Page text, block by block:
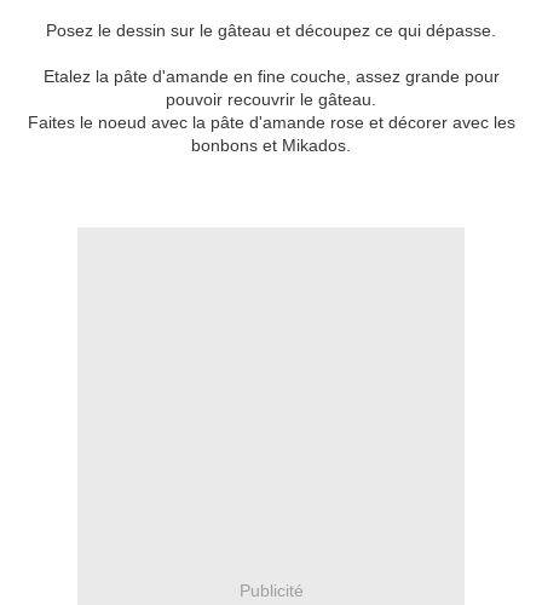
Posez le dessin sur le gâteau et découpez ce qui dépasse.
Etalez la pâte d'amande en fine couche, assez grande pour
pouvoir recouvrir le gâteau.
Faites le noeud avec la pâte d'amande rose et décorer avec les
bonbons et Mikados.
Publicité